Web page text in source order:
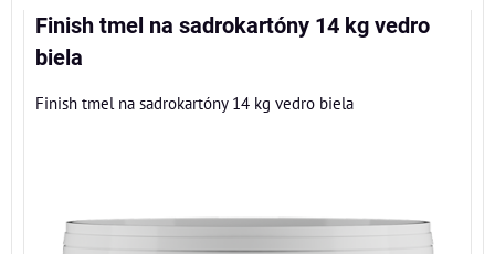
Finish tmel na sadrokartóny 14 kg vedro
biela
Finish tmel na sadrokartóny 14 kg vedro biela